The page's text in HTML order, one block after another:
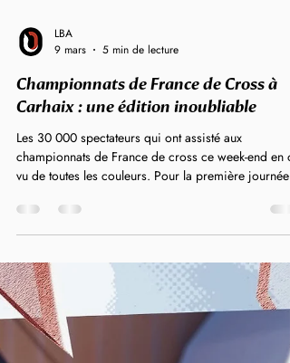
9 mars
5 min de lecture
Championnats de France de Cross à
Carhaix : une édition inoubliable
Les 30 000 spectateurs qui ont assisté aux
championnats de France de cross ce week-end en
vu de toutes les couleurs. Pour la première journée
Beg Avell de Carhaix ! 1280 enfants de 8 à 14 ans
foulé le parcours des Championnats de France de
cross sur la plaine de Kerampuilh lors d’une journée
d’animations dédiée aux scolaires. Au programme :
courses pour les co